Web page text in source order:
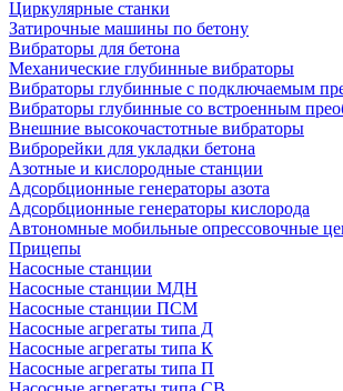
Циркулярные станки
Затирочные машины по бетону
Вибраторы для бетона
Механические глубинные вибраторы
Вибраторы глубинные с подключаемым
Вибраторы глубинные со встроенным
Внешние высокочастотные вибраторы
Виброрейки для укладки бетона
Азотные и кислородные станции
Адсорбционные генераторы азота
Адсорбционные генераторы кислорода
Автономные мобильные опрессовочные
Прицепы
Насосные станции
Насосные станции МДН
Насосные станции ПСМ
Насосные агрегаты типа Д
Насосные агрегаты типа К
Насосные агрегаты типа П